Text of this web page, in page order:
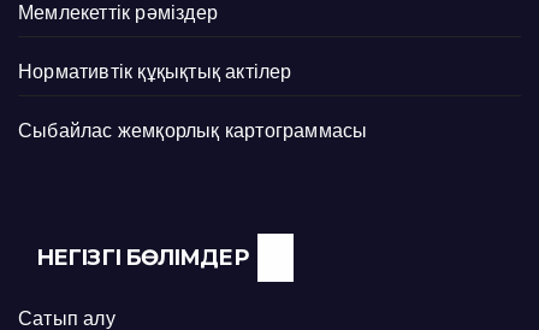
Мемлекеттік рәміздер
Нормативтік құқықтық актілер
Сыбайлас жемқорлық картограммасы
НЕГІЗГІ БӨЛІМДЕР
Сатып алу